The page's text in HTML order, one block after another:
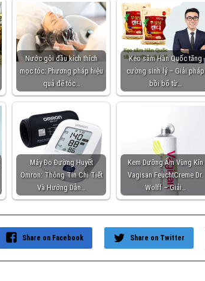
Nước gội đầu kích thích
mọc tóc: Phương pháp hiệu
quả để tóc…
Kẹo sâm Hàn Quốc tăng
cường sinh lý – Giải pháp
bồi bổ từ…
Máy Đo Đường Huyết
Omron: Thông Tin Chi Tiết
Và Hướng Dẫn…
Kem Dưỡng Ẩm Vùng Kín
Vagisan FeuchtCreme Dr.
Wolff – Giải…
Share on Twitter
Share on Facebook